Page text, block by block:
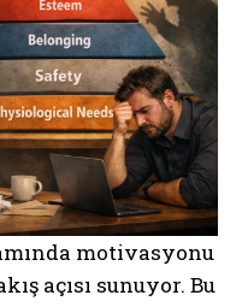
motivasyonu
açısı sunuyor. Bu